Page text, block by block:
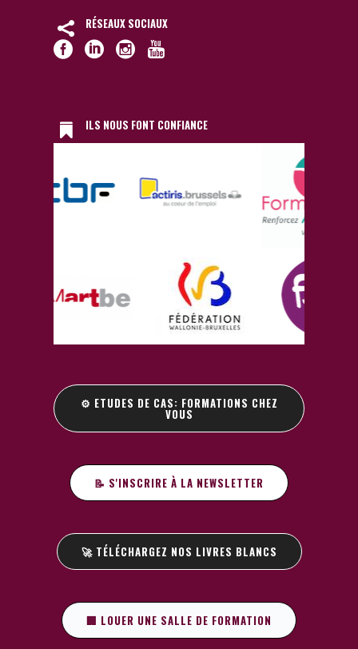
RÉSEAUX SOCIAUX
ILS NOUS FONT CONFIANCE
⚙️ ETUDES DE CAS: FORMATIONS CHEZ
VOUS
📝 S'INSCRIRE À LA NEWSLETTER
🚀 TÉLÉCHARGEZ NOS LIVRES BLANCS
🏢 LOUER UNE SALLE DE FORMATION